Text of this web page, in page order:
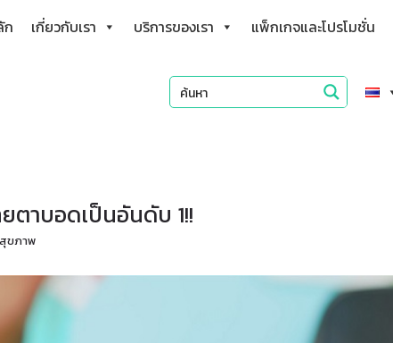
ก เกี่ยวกับเรา บริการของเรา แพ็กเกจและโปรโมชั่น
ตาบอดเป็นอันดับ 1!!
ขภาพ